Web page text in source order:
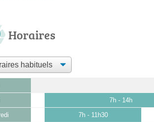
Horaires
7h - 14h
7h - 11h30